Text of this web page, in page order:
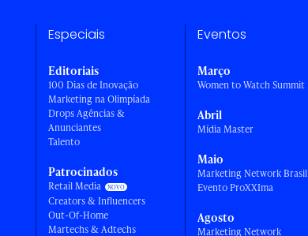
Especiais
Editoriais
100 Dias de Inovação
Marketing na Olimpíada
Drops Agências &
Anunciantes
Talento
Patrocinados
Retail Media
Creators & Influencers
Out-Of-Home
Martechs & Adtechs
Eventos
Março
Women to Watch Summit
Abril
Mídia Master
Maio
Marketing Network Brasil
Evento ProXXIma
Agosto
Marketing Network